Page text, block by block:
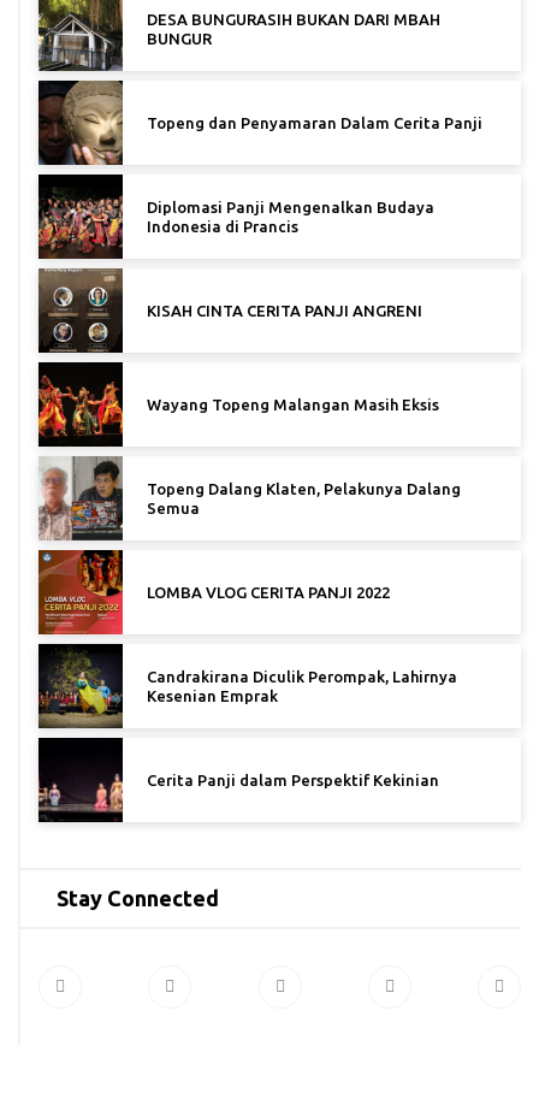
DESA BUNGURASIH BUKAN DARI MBAH
BUNGUR
Topeng dan Penyamaran Dalam Cerita Panji
Diplomasi Panji Mengenalkan Budaya
Indonesia di Prancis
KISAH CINTA CERITA PANJI ANGRENI
Wayang Topeng Malangan Masih Eksis
Topeng Dalang Klaten, Pelakunya Dalang
Semua
LOMBA VLOG CERITA PANJI 2022
Candrakirana Diculik Perompak, Lahirnya
Kesenian Emprak
Cerita Panji dalam Perspektif Kekinian
Stay Connected